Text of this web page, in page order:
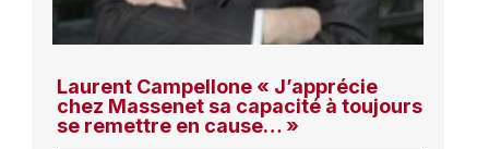
Laurent Campellone « J’apprécie
chez Massenet sa capacité à toujours
se remettre en cause… »